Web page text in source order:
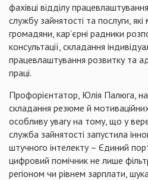
фахівці відділу
службу зайнятості та послуги,
громадяни, кар’єрні радники
консультації, складання
працевлаштування розвитку та
праці.
Профорієнтатор, Юлія Палюга,
складання резюме й
особливу увагу на тому, що у
служба зайнятості запустила
штучного інтелекту – Єдиний
цифровий помічник не лише
регіоном чи рівнем зарплати,